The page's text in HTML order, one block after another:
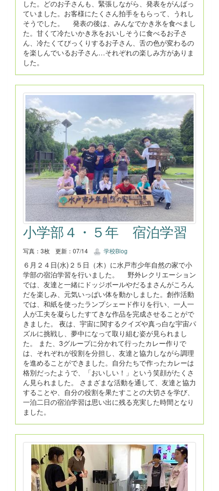
した。どのお子さんも、緊張しながら、発表をがんばっ
ていました。お客様にたくさん拍手をもらって、うれし
そうでした。 発表の後は、みんなでかき氷を食べまし
た。甘くて冷たいかき氷をおいしそうに食べるお子さ
ん、冷たくてびっくりするお子さん、舌の色が変わるの
を楽しんでいるお子さん…それぞれの楽しみ方がありま
した。
小学部４・５年 宿泊学習
写真：3枚 更新：07/14 学校Blog
６月２４日(水)２５日（木）に水戸市少年自然の家で小
学部の宿泊学習を行いました。 野外レクリエーション
では、友達と一緒にドッジボールやだるまさんがころん
だを楽しみ、元気いっぱい体を動かしました。創作活動
では、和紙を使ったランプシェード作りを行い、一人一
人が工夫を凝らしたすてきな作品を完成させることがで
きました。 夜は、宇宙に関するクイズや真っ白な宇宙パ
ズルに挑戦し、夢中になって取り組む姿が見られまし
た。 また、3グループに分かれて行ったカレー作りで
は、それぞれが役割を分担し、友達と協力しながら調理
を進めることができました。自分たちで作ったカレーは
格別だったようで、「おいしい！」という笑顔がたくさ
ん見られました。 さまざまな活動を通して、友達と協力
することや、自分の役割を果たすことの大切さを学び、
一泊二日の宿泊学習は思い出に残る充実した時間となり
ました。